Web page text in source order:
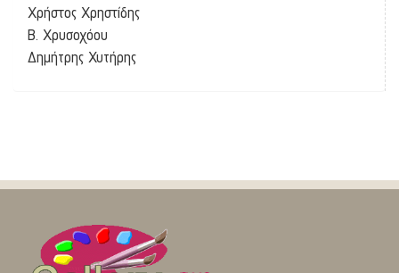
Χρήστος Χρηστίδης
Β. Χρυσοχόου
Δημήτρης Χυτήρης